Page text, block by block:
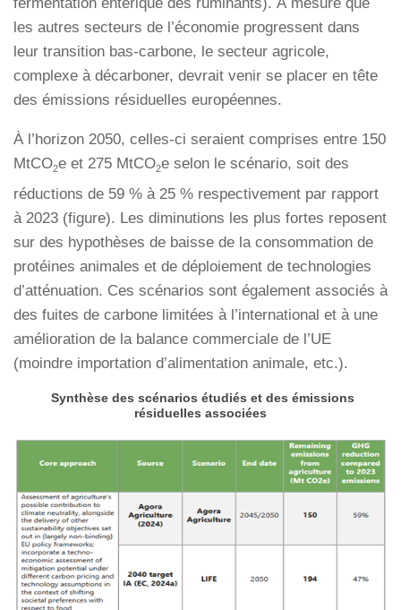
fermentation entérique des ruminants). À mesure que
les autres secteurs de l’économie progressent dans
leur transition bas-carbone, le secteur agricole,
complexe à décarboner, devrait venir se placer en tête
des émissions résiduelles européennes.
À l’horizon 2050, celles-ci seraient comprises entre 150
MtCO2e et 275 MtCO2e selon le scénario, soit des
réductions de 59 % à 25 % respectivement par rapport
à 2023 (figure). Les diminutions les plus fortes reposent
sur des hypothèses de baisse de la consommation de
protéines animales et de déploiement de technologies
d’atténuation. Ces scénarios sont également associés à
des fuites de carbone limitées à l’international et à une
amélioration de la balance commerciale de l’UE
(moindre importation d’alimentation animale, etc.).
Synthèse des scénarios étudiés et des émissions
résiduelles associées